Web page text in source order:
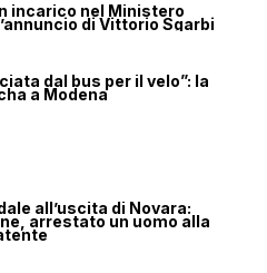
incarico nel Ministero
di Vittorio Sgarbi
dal bus per il velo”: la
a Modena
all’uscita di Novara:
arrestato un uomo alla